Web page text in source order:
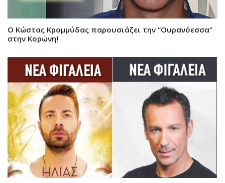
Ο Κώστας Κρομμύδας παρουσιάζει την “Ουρανόεσσα”
στην Κορώνη!